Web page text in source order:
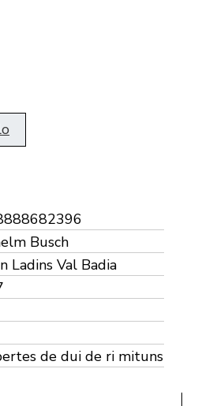
Busch
Ladins Val Badia
de dui de ri mituns